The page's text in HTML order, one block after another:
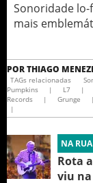
Sonoridade lo-
mais
PORTHIAGO
TAGs relacionadas
Pumpkins
| L7 |
Records
| Grunge |
|
NA RUA
Rota
viu